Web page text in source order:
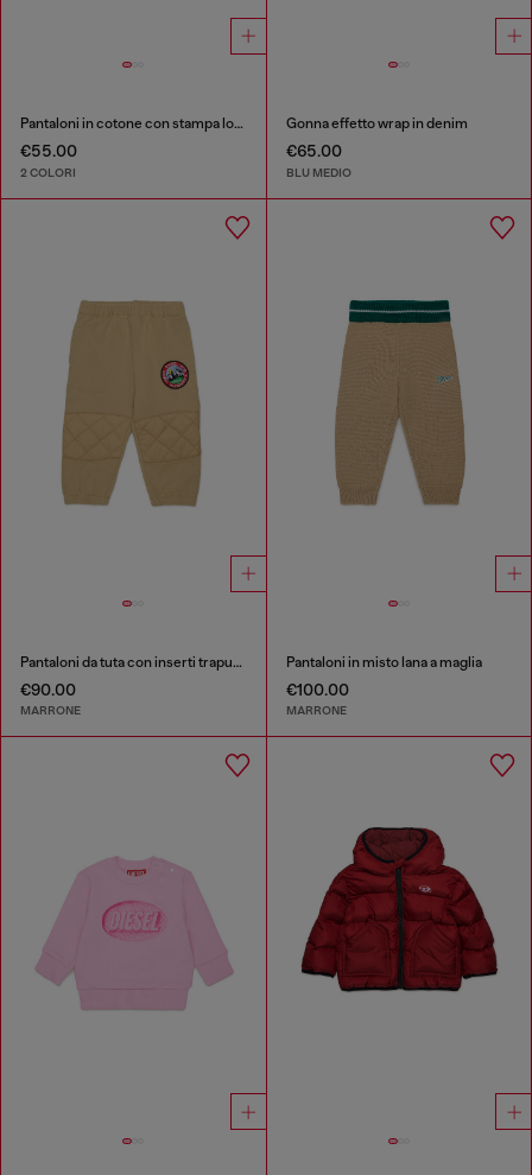
Pantaloni in cotone con stampa logo
€55.00
2 COLORI
Gonna effetto wrap in denim
€65.00
BLU MEDIO
Pantaloni da tuta con inserti trapuntati sulle ginocchia
€90.00
MARRONE
Pantaloni in misto lana a maglia
€100.00
MARRONE